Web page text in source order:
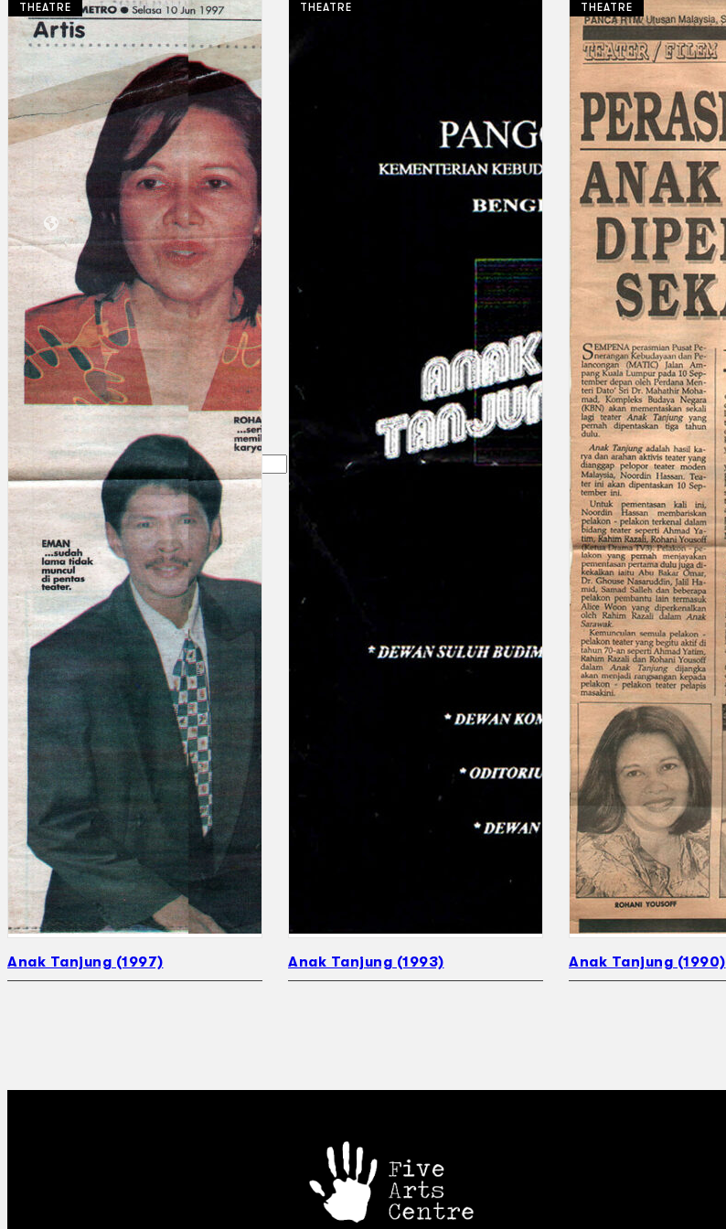
Koleksi Kami
Teater
Tarian
Artikel
Penapisan
Sejarah Lisan
Mengenai Kami
Hubungi Kami
BM
EN
Cari laman web
Gelintar
×
THEATRE
Anak Tanjung (1997)
THEATRE
Anak Tanjung (1993)
THEATRE
Anak Tanjung (1990)